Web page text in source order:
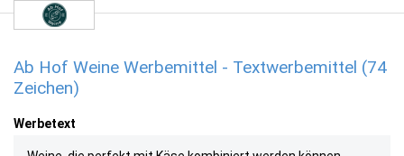
Ab Hof Weine Werbemittel - Textwerbemittel (74
Zeichen)
Werbetext